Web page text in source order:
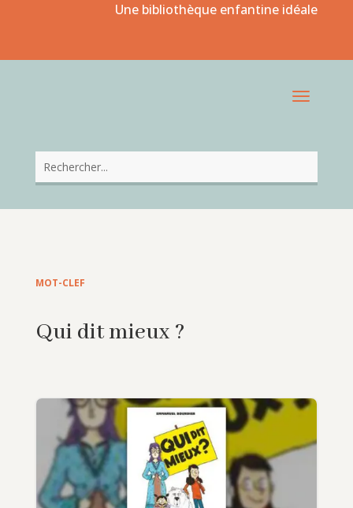
Une bibliothèque enfantine idéale
MOT-CLEF
Qui dit mieux ?